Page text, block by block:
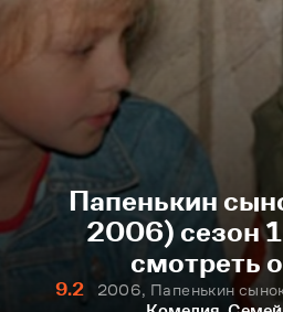
Папенькин
2006) сезон
смотреть
9.2
2006, Папенькин